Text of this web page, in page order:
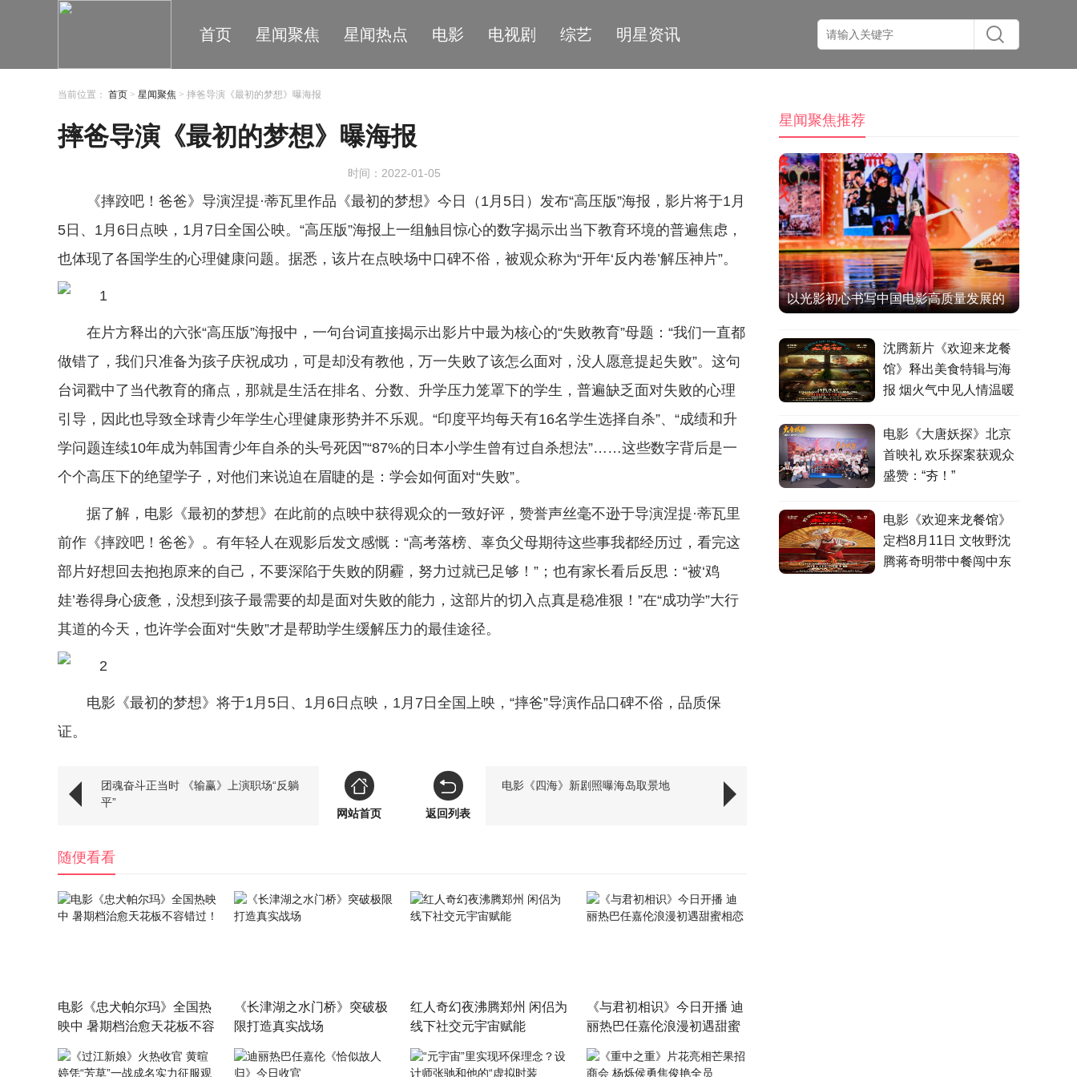
首页 星闻聚焦 星闻热点 电影 电视剧 综艺 明星资讯
当前位置： 首页 > 星闻聚焦 > 摔爸导演《最初的梦想》曝海报
摔爸导演《最初的梦想》曝海报
时间：2022-01-05
《摔跤吧！爸爸》导演涅提·蒂瓦里作品《最初的梦想》今日（1月5日）发布“高压版”海报，影片将于1月
5日、1月6日点映，1月7日全国公映。“高压版”海报上一组触目惊心的数字揭示出当下教育环境的普遍焦虑，
也体现了各国学生的心理健康问题。据悉，该片在点映场中口碑不俗，被观众称为“开年‘反内卷’解压神片”。
在片方释出的六张“高压版”海报中，一句台词直接揭示出影片中最为核心的“失败教育”母题：“我们一直都
做错了，我们只准备为孩子庆祝成功，可是却没有教他，万一失败了该怎么面对，没人愿意提起失败”。这句
台词戳中了当代教育的痛点，那就是生活在排名、分数、升学压力笼罩下的学生，普遍缺乏面对失败的心理
引导，因此也导致全球青少年学生心理健康形势并不乐观。“印度平均每天有16名学生选择自杀”、“成绩和升
学问题连续10年成为韩国青少年自杀的头号死因”“87%的日本小学生曾有过自杀想法”……这些数字背后是一
个个高压下的绝望学子，对他们来说迫在眉睫的是：学会如何面对“失败”。
据了解，电影《最初的梦想》在此前的点映中获得观众的一致好评，赞誉声丝毫不逊于导演涅提·蒂瓦里
前作《摔跤吧！爸爸》。有年轻人在观影后发文感慨：“高考落榜、辜负父母期待这些事我都经历过，看完这
部片好想回去抱抱原来的自己，不要深陷于失败的阴霾，努力过就已足够！”；也有家长看后反思：“被‘鸡
娃’卷得身心疲惫，没想到孩子最需要的却是面对失败的能力，这部片的切入点真是稳准狠！”在“成功学”大行
其道的今天，也许学会面对“失败”才是帮助学生缓解压力的最佳途径。
电影《最初的梦想》将于1月5日、1月6日点映，1月7日全国上映，“摔爸”导演作品口碑不俗，品质保
证。
团魂奋斗正当时 《输赢》上演职场“反躺
平”
电影《四海》新剧照曝海岛取景地
网站首页 返回列表
随便看看
电影《忠犬帕尔玛》全国热
映中 暑期档治愈天花板不容
错过！
《长津湖之水门桥》突破极
限打造真实战场
红人奇幻夜沸腾郑州 闲侣为
线下社交元宇宙赋能
《与君初相识》今日开播 迪
丽热巴任嘉伦浪漫初遇甜蜜
相恋
星闻聚焦推荐
以光影初心书写中国电影高质量发展的
沈腾新片《欢迎来龙餐
馆》释出美食特辑与海
报 烟火气中见人情温暖
电影《大唐妖探》北京
首映礼 欢乐探案获观众
盛赞：“夯！”
电影《欢迎来龙餐馆》
定档8月11日 文牧野沈
腾蒋奇明带中餐闯中东